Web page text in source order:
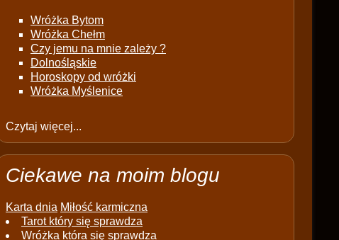
Wróżka Bytom
Wróżka Chełm
Czy jemu na mnie zależy ?
Dolnośląskie
Horoskopy od wróżki
Wróżka Myślenice
Czytaj więcej...
Ciekawe na moim blogu
Karta dnia Miłość karmiczna
Tarot który się sprawdza
Wróżka która się sprawdza